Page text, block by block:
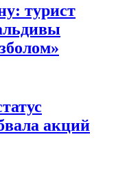
турист
акций